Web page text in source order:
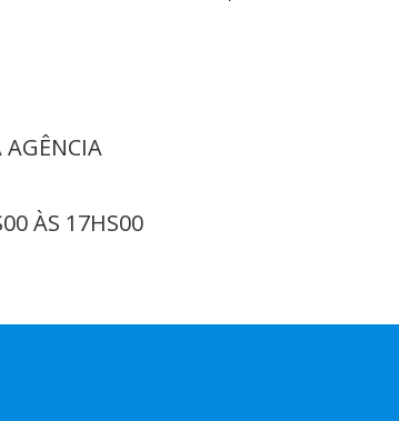
ÀS 17HS00